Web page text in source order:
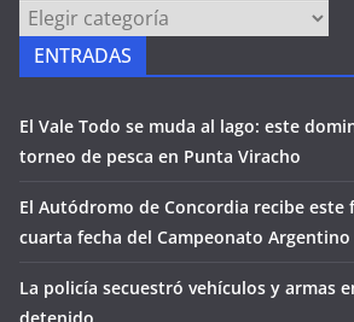
PÁGINAS
ENTRADAS
El Vale Todo se muda al lago: este
torneo de pesca en Punta Viracho
El Autódromo de Concordia recibe este
cuarta fecha del Campeonato Argentino
La policía secuestró vehículos y armas
detenido